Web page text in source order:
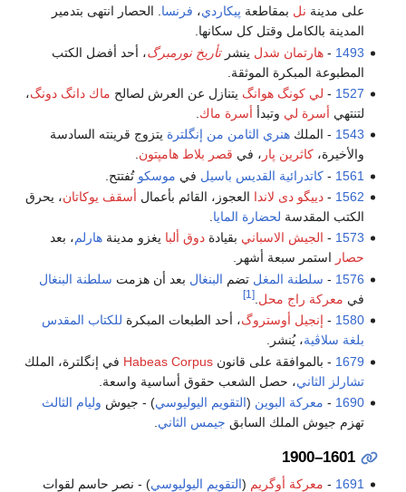
على مدينة نل بمقاطعة پيكاردي، فرنسا . الحصار انتهى بتدمير
المدينة بالكامل وقتل كل سكانها.
1493
-هارتمان شدل ينشرتأريخ نورمبرگ، أحد أفضل الكتب
المطبوعة المبكرة الموثقة.
1527
- لي كونگ هوانگ يتنازل عن العرش لصالح ماك دانگ دونگ،
لتنتهي أسرة لي وتبدأ أسرة ماك
1543 - الملكهنري الثامن من إنگلترة يتزوج قرينته السادسة
والأخيرة،كاثرين پار ، في قصر بلاط هامپتون.
1561
-كاتدرائية القديس باسيل في موسكو تُفتتح.
1562
-دييگو دى لاندا العجوز، القائم بأعمال أسقف يوكاتان، يحرق
الكتب المقدسة لحضارة المايا
1573
- الجيش الاسباني بقيادةدوق ألبا يغزو مدينةهارلم، بعد
حصار استمر سبعة أشهر.
1576
- سلطنة المغل تضم البنغال بعد أن هزمت سلطنة البنغال
في معركة راج محل .
[1]
1580
- إنجيل أوستروگ، أحد الطبعات المبكرة للكتاب المقدس
بلغة سلاڤية، يُنشر.
1679 - بالموافقة على قانونHabeas Corpus في إنگلترة، الملك
تشارلز الثاني، حصل الشعب حقوق أساسية واسعة.
1690
- معركة البوين (التقويم اليوليوسي) - جيوش وليام الثالث
تهزم جيوش الملك السابق جيمس الثاني
1601–1900
1691
- معركة أوگريم (التقويم اليوليوسي) - نصر حاسم لقوات